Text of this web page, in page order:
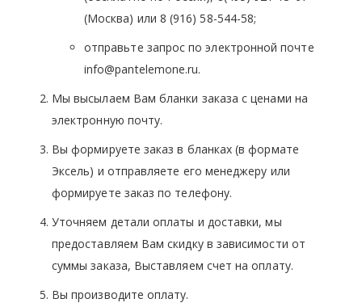
(Москва) или 8 (916) 58-544-58;
отправьте запрос по электронной почте
info@pantelemone.ru.
Мы высылаем Вам бланки заказа с ценами на
электронную почту.
Вы формируете заказ в бланках (в формате
Эксель) и отправляете его менеджеру или
формируете заказ по телефону.
Уточняем детали оплаты и доставки, мы
предоставляем Вам скидку в зависимости от
суммы заказа, Выставляем счет на оплату.
Вы производите оплату.